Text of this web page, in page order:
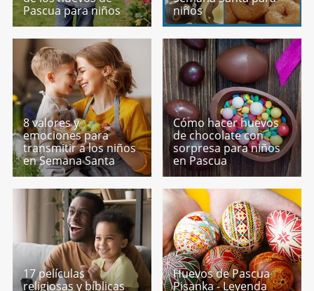
Pascua para niños
niños
8 valores y
emociones para
transmitir a los niños
en Semana Santa
Cómo hacer huevos
de chocolate con
sorpresa para niños
en Pascua
17 películas
religiosas y bíblicas
Huevos de Pascua
Pisanka - Leyenda